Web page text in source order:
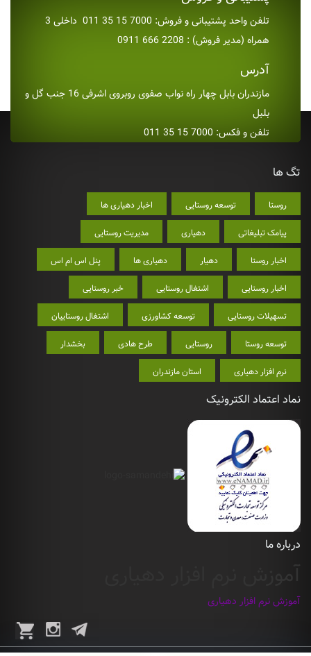
تلفن واحد پشتیبانی و فروش: 7000 15 35 011 داخلی 3
همراه (مدیر فروش) : 2208 666 0911
آدرس
مازندران بابل چهار راه نواب صفوی روبروی اشرفی 16 جنب گل و
بلبل
تلفن و فکس: 7000 15 35 011
تگ ها
روستا توسعه روستایی اخبار دهیاری ها
پیامک تبلیغاتی دهیاری مدیریت روستایی
اخبار روستا دهیار دهیاری ها پنل اس ام اس
اخبار روستایی اشتغال روستایی خبر روستایی
تسهیلات روستایی توسعه کشاورزی اشتغال روستاییان
توسعه روستا روستایی طرح هادی بخشدار
نرم افزار دهیاری استان مازندران
نماد اعتماد الکترونیک
درباره ما
آموزش نرم افزار دهیاری